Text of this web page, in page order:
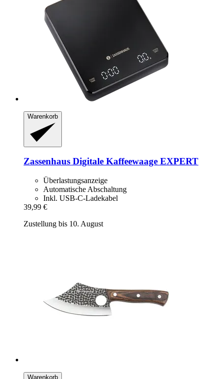
Warenkorb
Zassenhaus Digitale Kaffeewaage EXPERT
Überlastungsanzeige
Automatische Abschaltung
Inkl. USB-C-Ladekabel
39,99 €
Zustellung bis 10. August
Warenkorb